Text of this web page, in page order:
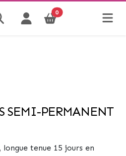
0
SEMI-PERMANENT
tenue 15 jours en